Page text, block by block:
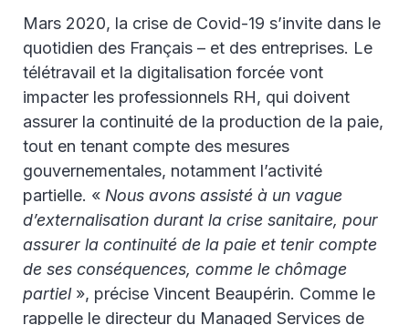
Mars 2020, la crise de Covid-19 s’invite dans le
quotidien des Français – et des entreprises. Le
télétravail et la digitalisation forcée vont
impacter les professionnels RH, qui doivent
assurer la continuité de la production de la paie,
tout en tenant compte des mesures
gouvernementales, notamment l’activité
partielle. « Nous avons assisté à un vague
d’externalisation durant la crise sanitaire, pour
assurer la continuité de la paie et tenir compte
de ses conséquences, comme le chômage
partiel », précise Vincent Beaupérin. Comme le
rappelle le directeur du Managed Services de